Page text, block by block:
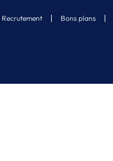
Recrutement Bons plans